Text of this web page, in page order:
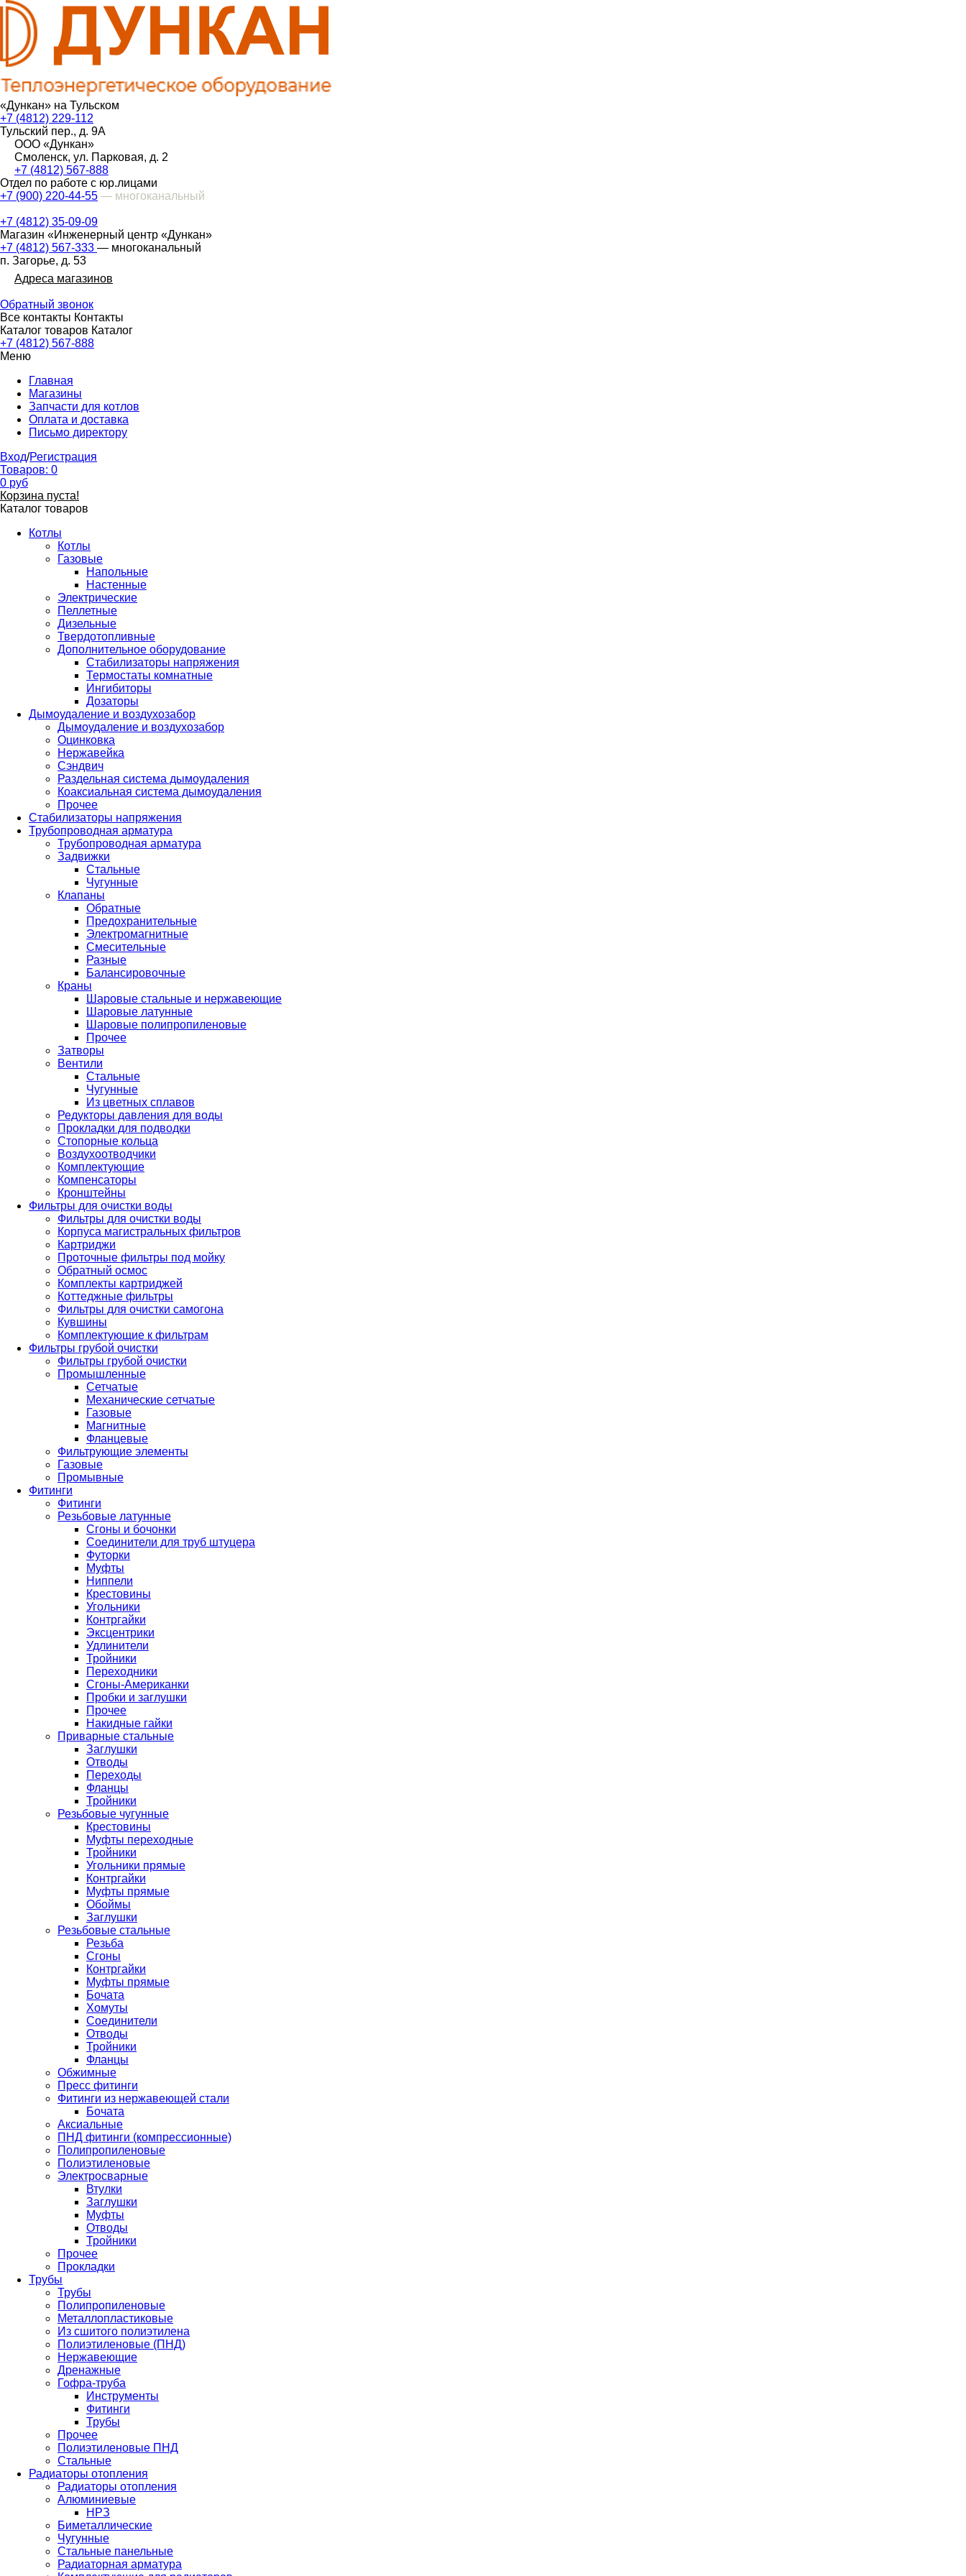
«Дункан» на Тульском
+7 (4812) 229-112
Тульский пер., д. 9А
ООО «Дункан»
Смоленск, ул. Парковая, д. 2
+7 (4812) 567-888
Отдел по работе с юр.лицами
+7 (900) 220-44-55 — многоканальный
+7 (4812) 35-09-09
Магазин «Инженерный центр «Дункан»
+7 (4812) 567-333 — многоканальный
п. Загорье, д. 53
Адреса магазинов
Обратный звонок
Все контакты Контакты
Каталог товаров Каталог
+7 (4812) 567-888
Меню
Главная
Магазины
Запчасти для котлов
Оплата и доставка
Письмо директору
Вход/Регистрация
Товаров: 0
0 руб
Корзина пуста!
Каталог товаров
Котлы
Котлы
Газовые
Напольные
Настенные
Электрические
Пеллетные
Дизельные
Твердотопливные
Дополнительное оборудование
Стабилизаторы напряжения
Термостаты комнатные
Ингибиторы
Дозаторы
Дымоудаление и воздухозабор
Дымоудаление и воздухозабор
Оцинковка
Нержавейка
Сэндвич
Раздельная система дымоудаления
Коаксиальная система дымоудаления
Прочее
Стабилизаторы напряжения
Трубопроводная арматура
Трубопроводная арматура
Задвижки
Стальные
Чугунные
Клапаны
Обратные
Предохранительные
Электромагнитные
Смесительные
Разные
Балансировочные
Краны
Шаровые стальные и нержавеющие
Шаровые латунные
Шаровые полипропиленовые
Прочее
Затворы
Вентили
Стальные
Чугунные
Из цветных сплавов
Редукторы давления для воды
Прокладки для подводки
Стопорные кольца
Воздухоотводчики
Комплектующие
Компенсаторы
Кронштейны
Фильтры для очистки воды
Фильтры для очистки воды
Корпуса магистральных фильтров
Картриджи
Проточные фильтры под мойку
Обратный осмос
Комплекты картриджей
Коттеджные фильтры
Фильтры для очистки самогона
Кувшины
Комплектующие к фильтрам
Фильтры грубой очистки
Фильтры грубой очистки
Промышленные
Сетчатые
Механические сетчатые
Газовые
Магнитные
Фланцевые
Фильтрующие элементы
Газовые
Промывные
Фитинги
Фитинги
Резьбовые латунные
Сгоны и бочонки
Соединители для труб штуцера
Футорки
Муфты
Ниппели
Крестовины
Угольники
Контргайки
Эксцентрики
Удлинители
Тройники
Переходники
Сгоны-Американки
Пробки и заглушки
Прочее
Накидные гайки
Приварные стальные
Заглушки
Отводы
Переходы
Фланцы
Тройники
Резьбовые чугунные
Крестовины
Муфты переходные
Тройники
Угольники прямые
Контргайки
Муфты прямые
Обоймы
Заглушки
Резьбовые стальные
Резьба
Сгоны
Контргайки
Муфты прямые
Бочата
Хомуты
Соединители
Отводы
Тройники
Фланцы
Обжимные
Пресс фитинги
Фитинги из нержавеющей стали
Бочата
Аксиальные
ПНД фитинги (компрессионные)
Полипропиленовые
Полиэтиленовые
Электросварные
Втулки
Заглушки
Муфты
Отводы
Тройники
Прочее
Прокладки
Трубы
Трубы
Полипропиленовые
Металлопластиковые
Из сшитого полиэтилена
Полиэтиленовые (ПНД)
Нержавеющие
Дренажные
Гофра-труба
Инструменты
Фитинги
Трубы
Прочее
Полиэтиленовые ПНД
Стальные
Радиаторы отопления
Радиаторы отопления
Алюминиевые
НРЗ
Биметаллические
Чугунные
Стальные панельные
Радиаторная арматура